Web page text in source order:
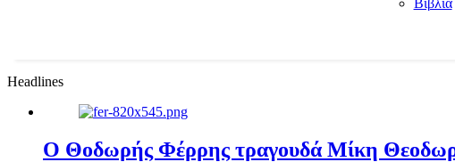
Βιβλία
Headlines
Ο Θοδωρής Φέρρης τραγουδά Μίκη